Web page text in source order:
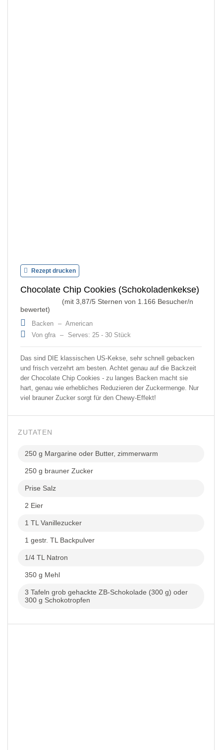
Rezept drucken
Chocolate Chip Cookies (Schokoladenkekse)
(mit 3,87/5 Sternen von 1.166 Besucher/n
bewertet)
Backen – American
Von gfra – Serves: 25 - 30 Stück
Das sind DIE klassischen US-Kekse, sehr schnell gebacken
und frisch verzehrt am besten. Achtet genau auf die Backzeit
der Chocolate Chip Cookies - zu langes Backen macht sie
hart, genau wie erhebliches Reduzieren der Zuckermenge. Nur
viel brauner Zucker sorgt für den Chewy-Effekt!
ZUTATEN
250 g Margarine oder Butter, zimmerwarm
250 g brauner Zucker
Prise Salz
2 Eier
1 TL Vanillezucker
1 gestr. TL Backpulver
1/4 TL Natron
350 g Mehl
3 Tafeln grob gehackte ZB-Schokolade (300 g) oder
300 g Schokotropfen